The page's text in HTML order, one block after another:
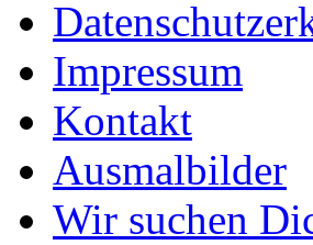
Impressum
Kontakt
Ausmalbilder
Wir suchen